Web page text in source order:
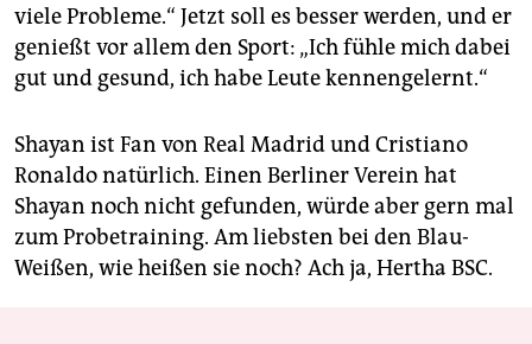
viele Probleme.“ Jetzt soll es besser werden, und er
genießt vor allem den Sport: „Ich fühle mich dabei
gut und gesund, ich habe Leute kennengelernt.“
Shayan ist Fan von Real Madrid und Cristiano
Ronaldo natürlich. Einen Berliner Verein hat
Shayan noch nicht gefunden, würde aber gern mal
zum Probetraining. Am liebsten bei den Blau-
Weißen, wie heißen sie noch? Ach ja, Hertha BSC.